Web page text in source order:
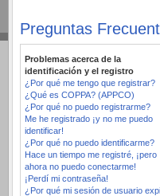
Preguntas
Problemas acerca de la
identificación y el registro
¿Por qué me tengo que registrar?
¿Qué es COPPA? (APPCO)
¿Por qué no puedo registrarme?
Me he registrado ¡y no me puedo
identificar!
¿Por qué no puedo identificarme?
Hace un tiempo me registré, ¡pero
ahora no puedo conectarme!
¡Perdí mi contraseña!
¿Por qué mi sesión de usuario